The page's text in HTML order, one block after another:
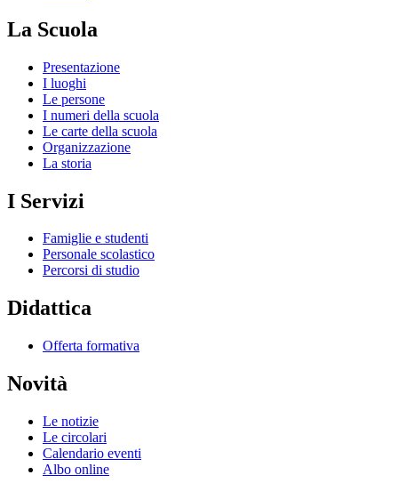
La Scuola
Presentazione
I luoghi
Le persone
I numeri della scuola
Le carte della scuola
Organizzazione
La storia
I Servizi
Famiglie e studenti
Personale scolastico
Percorsi di studio
Didattica
Offerta formativa
Novità
Le notizie
Le circolari
Calendario eventi
Albo online